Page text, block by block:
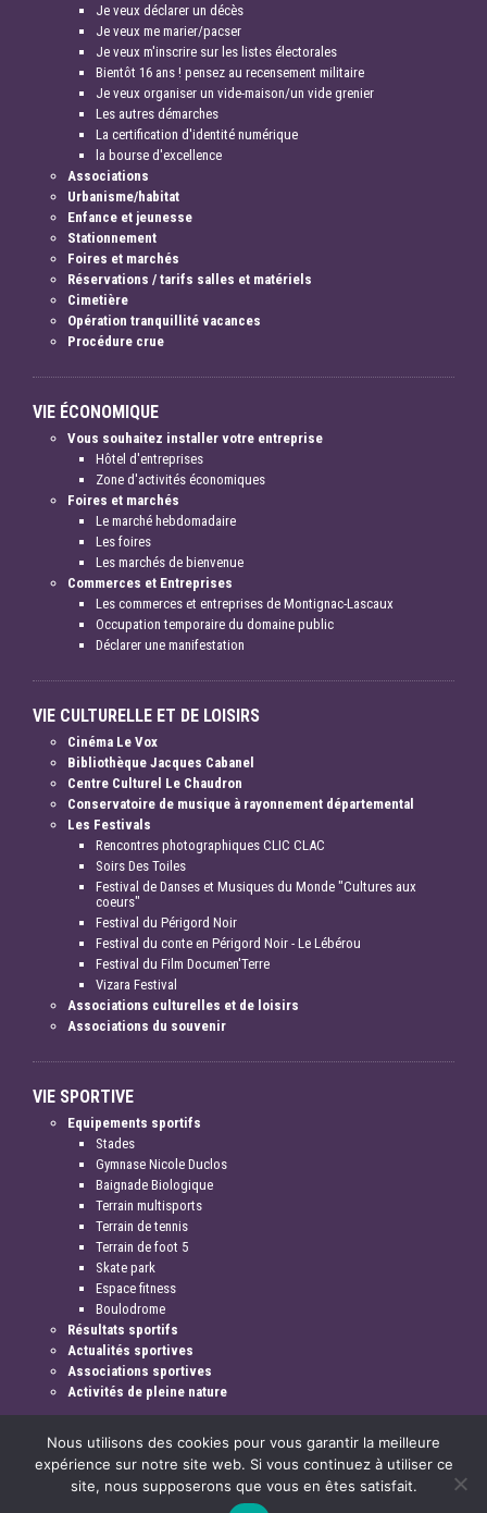
Je veux déclarer un décès
Je veux me marier/pacser
Je veux m'inscrire sur les listes électorales
Bientôt 16 ans ! pensez au recensement militaire
Je veux organiser un vide-maison/un vide grenier
Les autres démarches
La certification d'identité numérique
la bourse d'excellence
Associations
Urbanisme/habitat
Enfance et jeunesse
Stationnement
Foires et marchés
Réservations / tarifs salles et matériels
Cimetière
Opération tranquillité vacances
Procédure crue
VIE ÉCONOMIQUE
Vous souhaitez installer votre entreprise
Hôtel d'entreprises
Zone d'activités économiques
Foires et marchés
Le marché hebdomadaire
Les foires
Les marchés de bienvenue
Commerces et Entreprises
Les commerces et entreprises de Montignac-Lascaux
Occupation temporaire du domaine public
Déclarer une manifestation
VIE CULTURELLE ET DE LOISIRS
Cinéma Le Vox
Bibliothèque Jacques Cabanel
Centre Culturel Le Chaudron
Conservatoire de musique à rayonnement départemental
Les Festivals
Rencontres photographiques CLIC CLAC
Soirs Des Toiles
Festival de Danses et Musiques du Monde "Cultures aux
coeurs"
Festival du Périgord Noir
Festival du conte en Périgord Noir - Le Lébérou
Festival du Film Documen'Terre
Vizara Festival
Associations culturelles et de loisirs
Associations du souvenir
VIE SPORTIVE
Equipements sportifs
Stades
Gymnase Nicole Duclos
Baignade Biologique
Terrain multisports
Terrain de tennis
Terrain de foot 5
Skate park
Espace fitness
Boulodrome
Résultats sportifs
Actualités sportives
Associations sportives
Activités de pleine nature
Mentions légales & crédits
Nous utilisons des cookies pour vous garantir la meilleure
expérience sur notre site web. Si vous continuez à utiliser ce
site, nous supposerons que vous en êtes satisfait.